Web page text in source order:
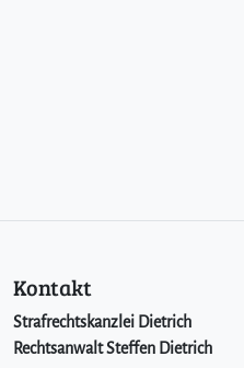
Kontakt
Strafrechtskanzlei Dietrich
Rechtsanwalt Steffen Dietrich